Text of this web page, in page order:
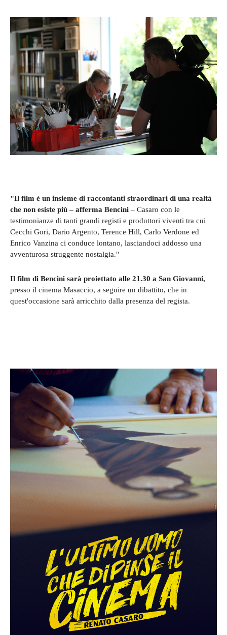
"Il film è un insieme di raccontanti straordinari di una realtà
che non esiste più – afferma Bencini – Casaro con le
testimonianze di tanti grandi registi e produttori viventi tra cui
Cecchi Gori, Dario Argento, Terence Hill, Carlo Verdone ed
Enrico Vanzina ci conduce lontano, lasciandoci addosso una
avventurosa struggente nostalgia."
Il film di Bencini sarà proiettato alle 21.30 a San Giovanni,
presso il cinema Masaccio, a seguire un dibattito, che in
quest'occasione sarà arricchito dalla presenza del regista.